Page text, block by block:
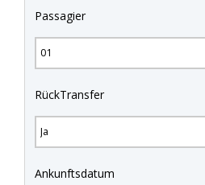
Passagier
RückTransfer
Ankunftsdatum